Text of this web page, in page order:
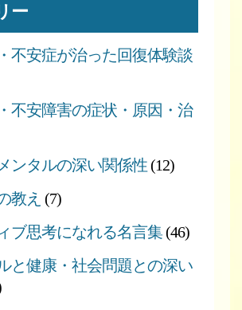
ー
不安症が治った回復体験談
不安障害の症状・原因・治
ンタルの深い関係性(12)
教え (7)
ブ思考になれる名言集(46)
と健康・社会問題との深い